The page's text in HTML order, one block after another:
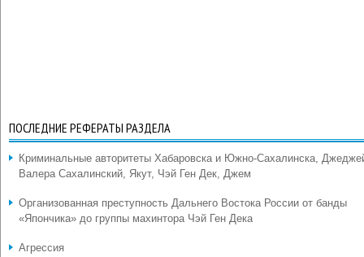
ПОСЛЕДНИЕ РЕФЕРАТЫ РАЗДЕЛА
Криминальные авторитеты Хабаровска и Южно-Сахалинска,
Валера Сахалинский, Якут, Чэй Ген Дек, Джем
Организованная преступность Дальнего Востока России от банды
«Япончика» до группы махинтора Чэй Ген Дека
Агрессия